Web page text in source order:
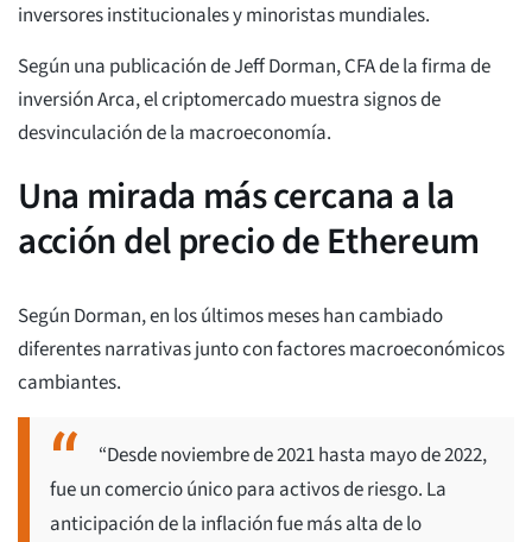
inversores institucionales y minoristas mundiales.
Según una publicación de Jeff Dorman, CFA de la firma de
inversión Arca, el criptomercado muestra signos de
desvinculación de la macroeconomía.
Una mirada más cercana a la
acción del precio de Ethereum
Según Dorman, en los últimos meses han cambiado
diferentes narrativas junto con factores macroeconómicos
cambiantes.
“Desde noviembre de 2021 hasta mayo de 2022,
fue un comercio único para activos de riesgo. La
anticipación de la inflación fue más alta de lo